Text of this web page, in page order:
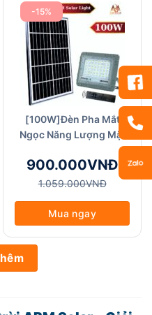
-15%
[100W]Đèn Pha Mắt
Ngọc Năng Lượng Mặt
Trời - ABM Solar (FA
Mắt Ngọc -100W)
900.000VNĐ
1.059.000VNĐ
Mua ngay